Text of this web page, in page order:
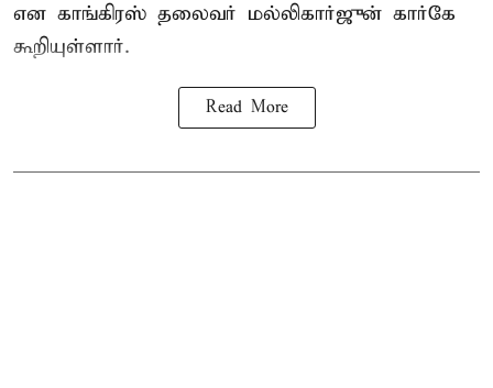
என காங்கிரஸ் தலைவர் மல்லிகார்ஜுன் கார்கே
கூறியுள்ளார்.
Read More